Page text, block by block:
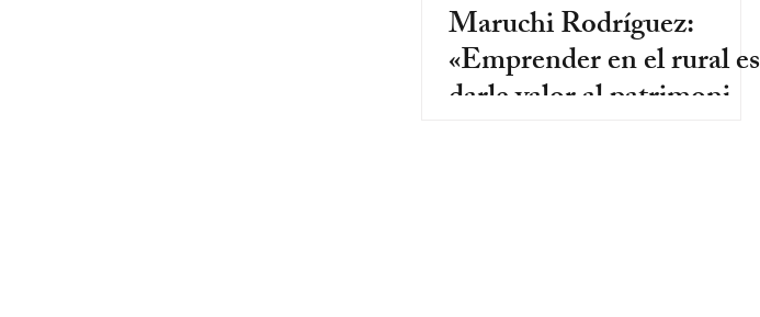
Maruchi Rodríguez:
«Emprender en el rural es
darle valor al patrimonio